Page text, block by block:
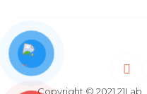
Copyright © 2021